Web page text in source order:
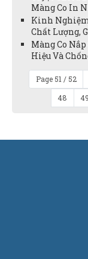
Màng Co In
Kinh Nghiệm
Chất Lượng,
Màng Co
Hiệu Và
Page 51 / 52
48
49